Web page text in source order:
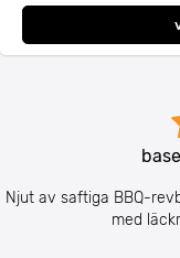
Njut av saftiga BBQ-
med